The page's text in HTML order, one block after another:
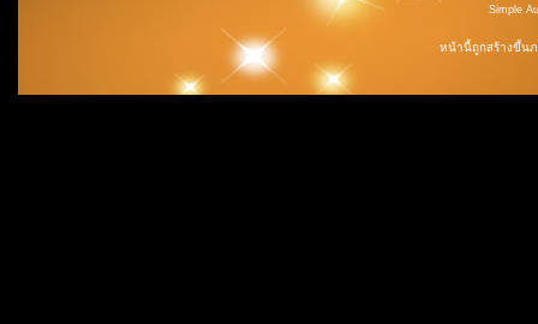
Simple
หน้านี้ถูกสร้างขึ้นภ